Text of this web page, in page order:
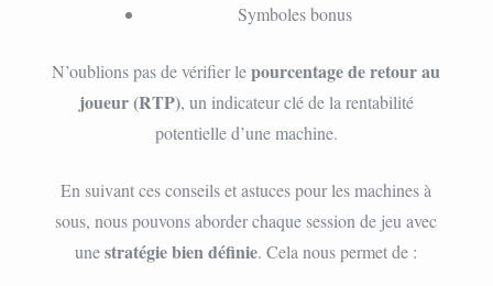
Symboles bonus
N’oublions pas de vérifier lepourcentage de retour au
joueur (RTP), un indicateur clé de la rentabilité
potentielle d’une machine.
En suivant ces conseils et astuces pour les machines à
sous, nous pouvons aborder chaque session de jeu avec
unestratégie bien définie. Cela nous permet de :